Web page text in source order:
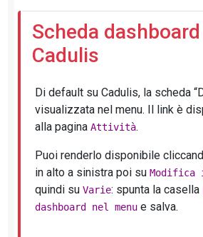
Scheda
Cadulis
Di default su Cadulis, la scheda
visualizzata nel menu. Il link è
alla paginaAttività.
Puoi renderlo disponibile
in alto a sinistra poi su
quindi suVarie: spunta la casella
dashboard nel menu e salva.